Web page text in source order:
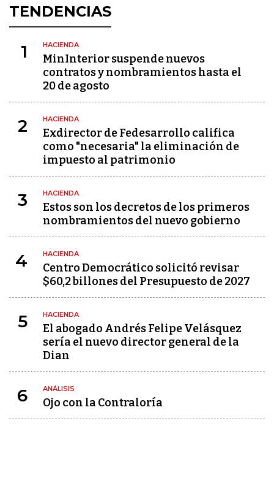
TENDENCIAS
1 HACIENDA
MinInterior suspende nuevos
contratos y nombramientos hasta el
20 de agosto
2 HACIENDA
Exdirector de Fedesarrollo califica
como "necesaria" la eliminación de
impuesto al patrimonio
3 HACIENDA
Estos son los decretos de los primeros
nombramientos del nuevo gobierno
4 HACIENDA
Centro Democrático solicitó revisar
$60,2 billones del Presupuesto de 2027
5 HACIENDA
El abogado Andrés Felipe Velásquez
sería el nuevo director general de la
Dian
6 ANÁLISIS
Ojo con la Contraloría